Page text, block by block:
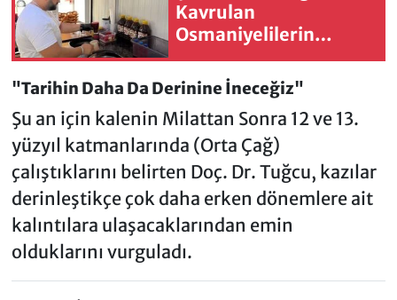
Kavrulan
Osmaniyelilerin
Serinleten Formülü
"Tarihin Daha Da Derinine İneceğiz"
Şu an için kalenin Milattan Sonra 12 ve 13.
yüzyıl katmanlarında (Orta Çağ)
çalıştıklarını belirten Doç. Dr. Tuğcu, kazılar
derinleştikçe çok daha erken dönemlere ait
kalıntılara ulaşacaklarından emin
olduklarını vurguladı.